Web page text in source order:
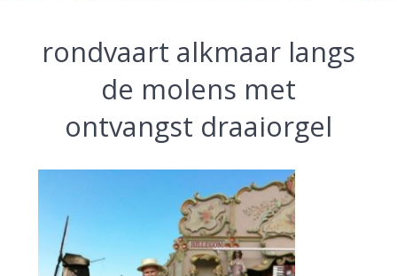
rondvaart alkmaar langs
de molens met
ontvangst draaiorgel